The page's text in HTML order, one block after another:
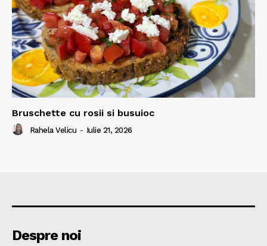
Bruschette cu rosii si busuioc
Rahela Velicu - Iulie 21, 2026
Despre noi